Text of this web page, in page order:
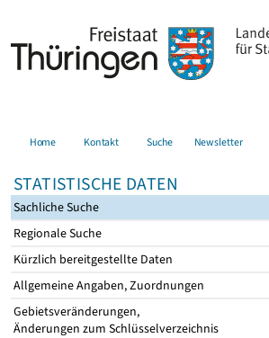
Home Kontakt Suche Newsletter
STATISTISCHE DATEN
Sachliche Suche
Regionale Suche
Kürzlich bereitgestellte Daten
Allgemeine Angaben, Zuordnungen
Gebietsveränderungen,
Änderungen zum Schlüsselverzeichnis